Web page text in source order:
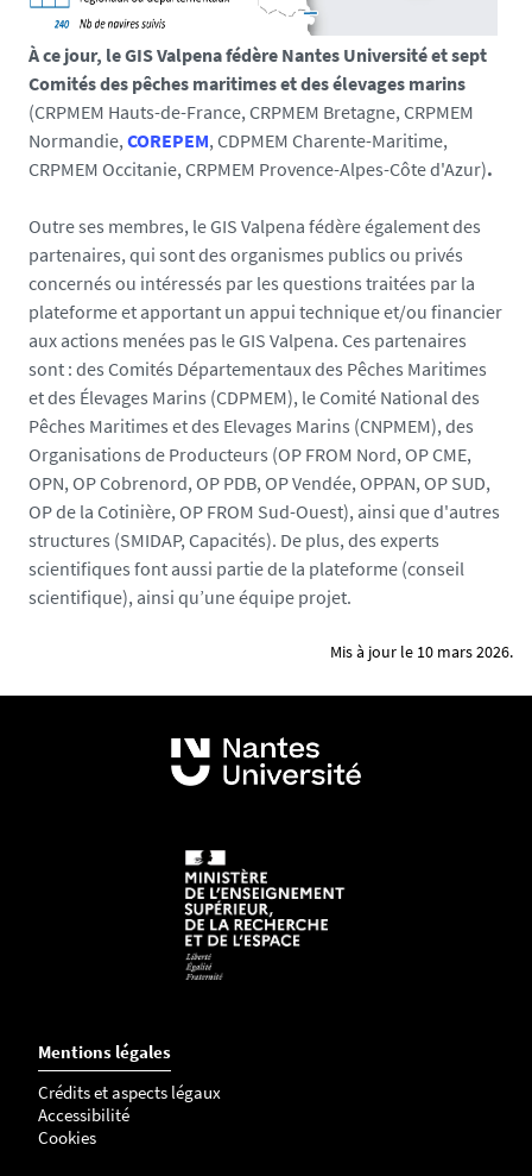
À ce jour, le GIS Valpena fédère Nantes Université et sept
Comités des pêches maritimes et des élevages marins
(CRPMEM Hauts-de-France, CRPMEM Bretagne, CRPMEM
Normandie,COREPEM, CDPMEM Charente-Maritime,
CRPMEM Occitanie, CRPMEM Provence-Alpes-Côte d'Azur).
Outre ses membres, le GIS Valpena fédère également des
partenaires, qui sont des organismes publics ou privés
concernés ou intéressés par les questions traitées par la
plateforme et apportant un appui technique et/ou financier
aux actions menées pas le GIS Valpena. Ces partenaires
sont : des Comités Départementaux des Pêches Maritimes
et des Élevages Marins (CDPMEM), le Comité National des
Pêches Maritimes et des Elevages Marins (CNPMEM), des
Organisations de Producteurs (OP FROM Nord, OP CME,
OPN, OP Cobrenord, OP PDB, OP Vendée, OPPAN, OP SUD,
OP de la Cotinière, OP FROM Sud-Ouest), ainsi que d'autres
structures (SMIDAP, Capacités). De plus, des experts
scientifiques font aussi partie de la plateforme (conseil
scientifique), ainsi qu’une équipe projet.
Mis à jour le 10 mars 2026.
Mentions légales
Crédits et aspects légaux
Accessibilité
Cookies